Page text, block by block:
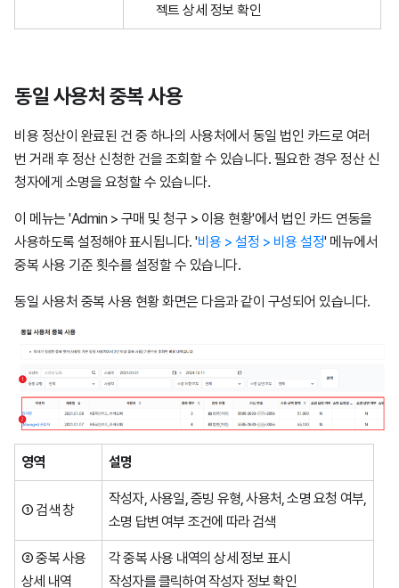
젝트 상세 정보 확인
동일 사용처 중복 사용
비용 정산이 완료된 건 중 하나의 사용처에서 동일 법인 카드로 여러
번 거래 후 정산 신청한 건을 조회할 수 있습니다. 필요한 경우 정산 신
청자에게 소명을 요청할 수 있습니다.
이 메뉴는 'Admin > 구매 및 청구 > 이용 현황'에서 법인 카드 연동을
사용하도록 설정해야 표시됩니다. '비용 > 설정 > 비용 설정' 메뉴에서
중복 사용 기준 횟수를 설정할 수 있습니다.
동일 사용처 중복 사용 현황 화면은 다음과 같이 구성되어 있습니다.
영역 설명
① 검색 창
작성자, 사용일, 증빙 유형, 사용처, 소명 요청 여부,
소명 답변 여부 조건에 따라 검색
② 중복 사용
상세 내역
각 중복 사용 내역의 상세 정보 표시
작성자를 클릭하여 작성자 정보 확인